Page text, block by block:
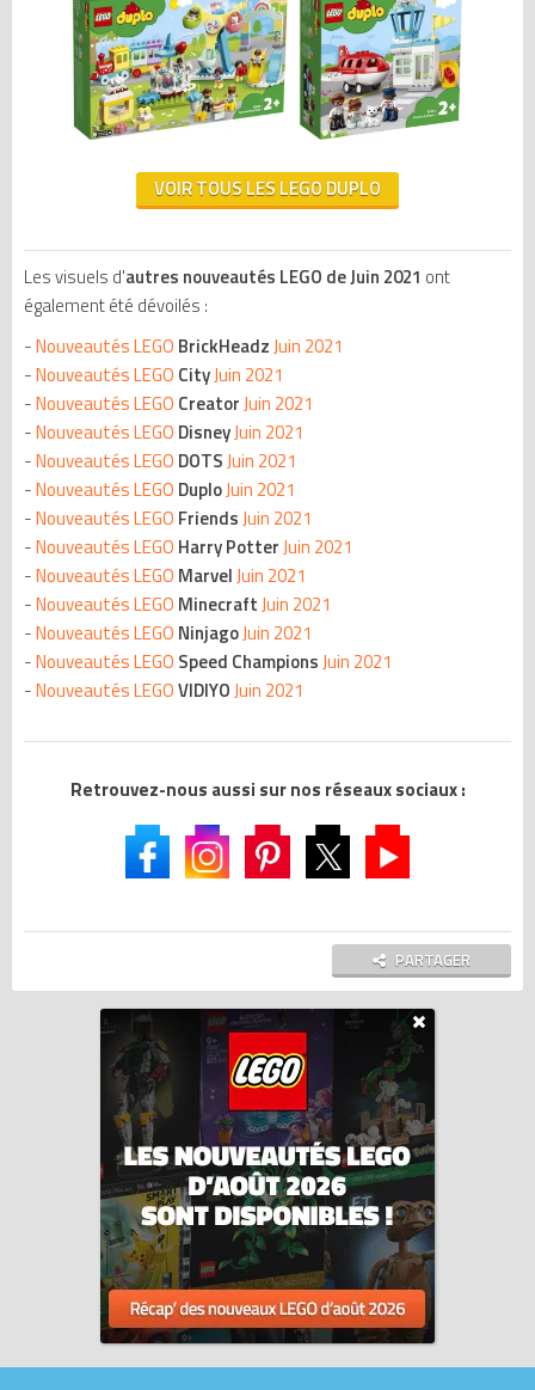
VOIR TOUS LES LEGO DUPLO
Les visuels d'autres nouveautés LEGO de Juin 2021 ont
également été dévoilés :
-Nouveautés LEGO BrickHeadzJuin 2021
-Nouveautés LEGO CityJuin 2021
-Nouveautés LEGO CreatorJuin 2021
-Nouveautés LEGO DisneyJuin 2021
-Nouveautés LEGO DOTSJuin 2021
-Nouveautés LEGO DuploJuin 2021
-Nouveautés LEGO FriendsJuin 2021
-Nouveautés LEGO Harry PotterJuin 2021
-Nouveautés LEGO MarvelJuin 2021
-Nouveautés LEGO MinecraftJuin 2021
-Nouveautés LEGO NinjagoJuin 2021
-Nouveautés LEGO Speed ChampionsJuin 2021
-Nouveautés LEGOVIDIYOJuin 2021
Retrouvez-nous aussi sur nos réseaux sociaux :
PARTAGER